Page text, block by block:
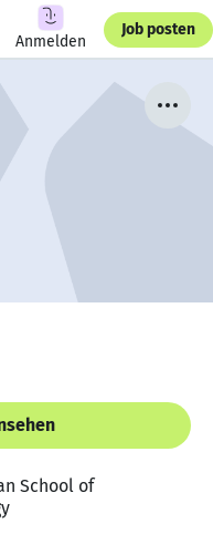
Anmelden
Job posten
School of